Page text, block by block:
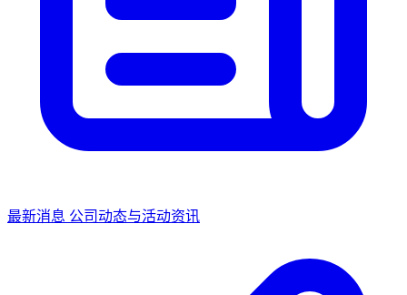
最新消息 公司动态与活动资讯